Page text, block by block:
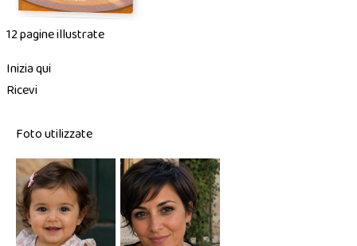
12 pagine illustrate
Inizia qui
Ricevi
Foto utilizzate